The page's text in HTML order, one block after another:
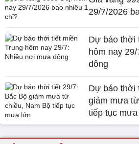
29/7/2026
Dự báo thời
hôm nay
dông
Dự báo thời
giảm mưa
tiếp tục